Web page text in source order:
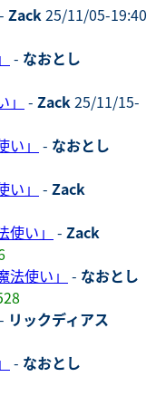
- Zack25/11/05-19:40
- なおとし
- Zack25/11/15-
」 - なおとし
」 - Zack
い」 - Zack
使い」 - なおとし
- リックディアス
- なおとし